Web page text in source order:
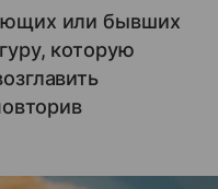
или бывших
которую